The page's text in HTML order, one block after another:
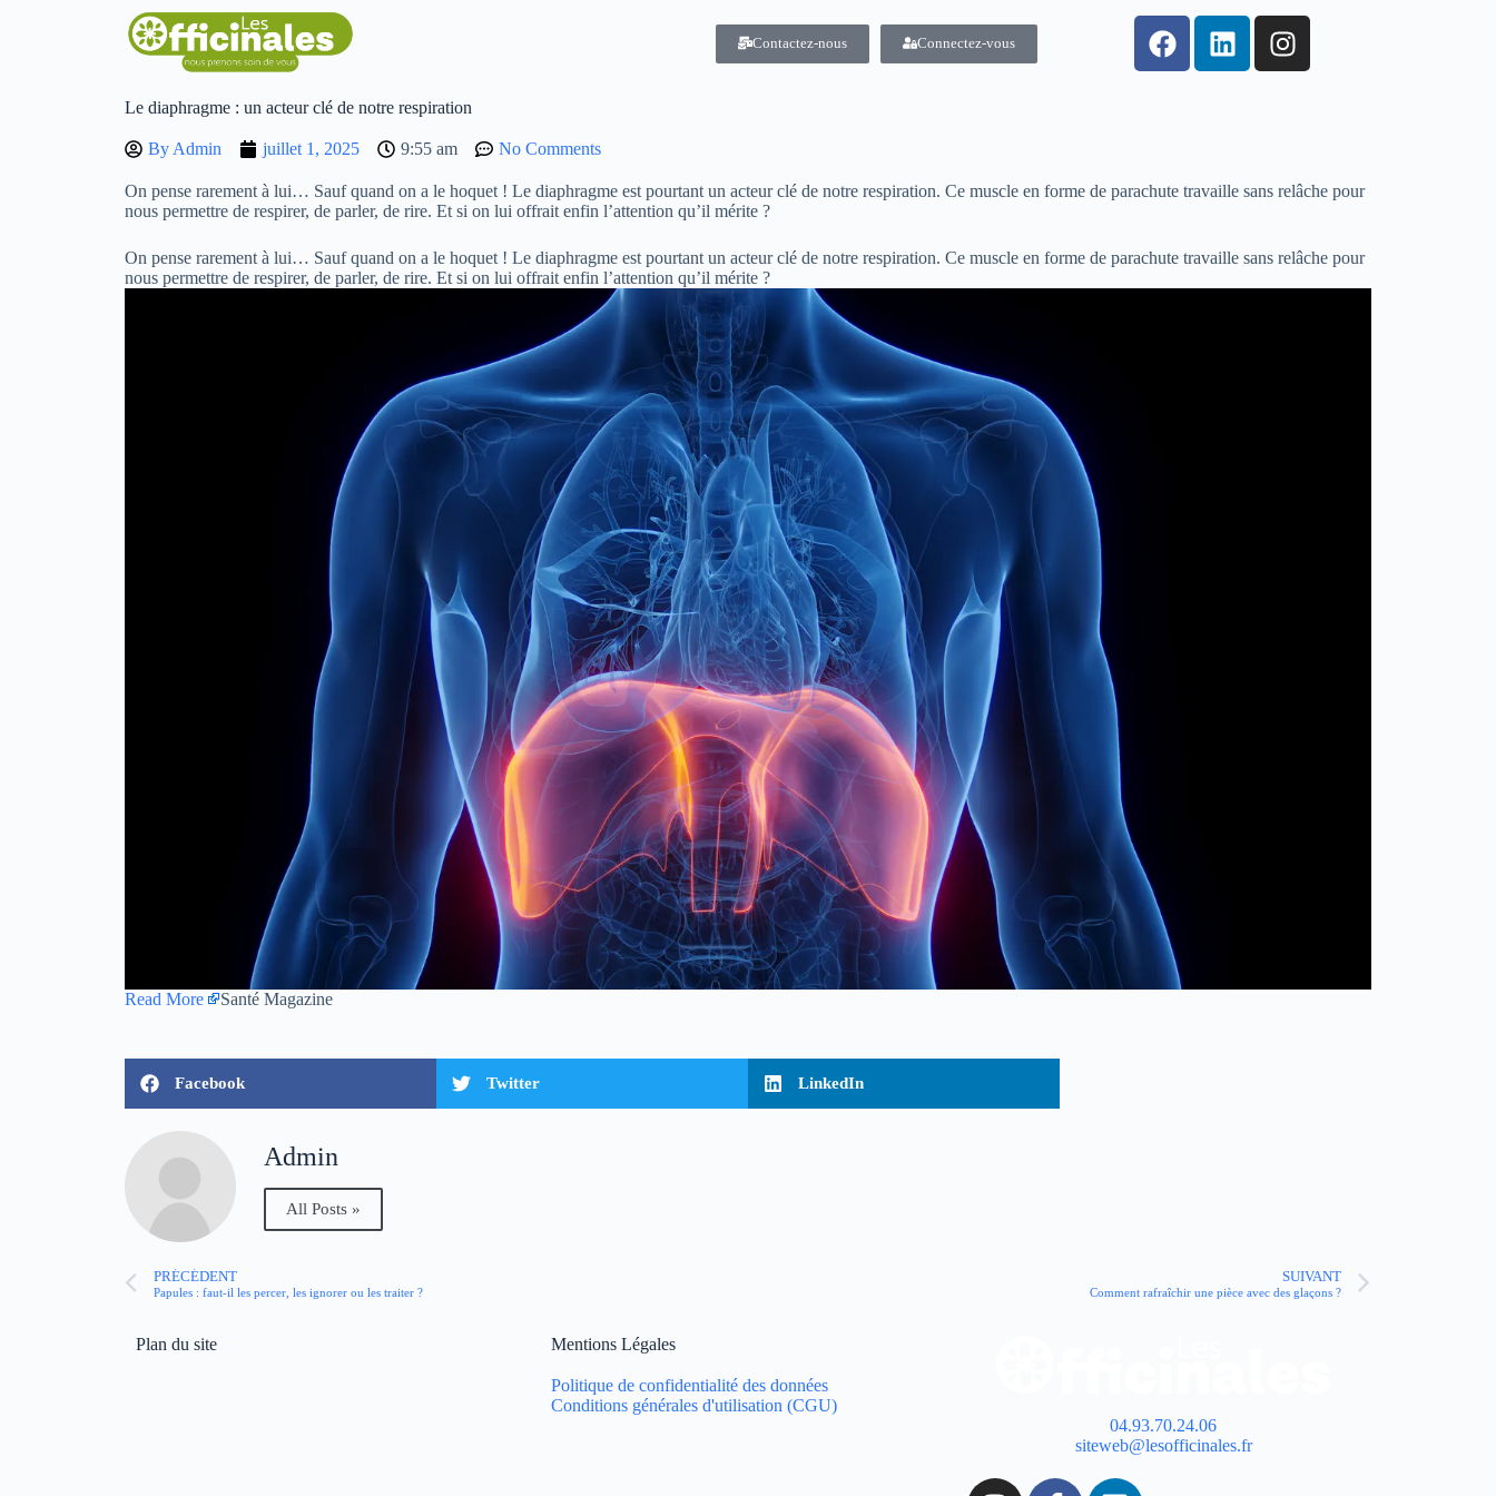
Contactez-nous Connectez-vous
Le diaphragme : un acteur clé de notre respiration
By Admin juillet 1, 2025 9:55 am No Comments
On pense rarement à lui… Sauf quand on a le hoquet ! Le diaphragme est pourtant un acteur clé de notre respiration. Ce muscle en forme de parachute travaille sans relâche pour
nous permettre de respirer, de parler, de rire. Et si on lui offrait enfin l’attention qu’il mérite ?
On pense rarement à lui… Sauf quand on a le hoquet ! Le diaphragme est pourtant un acteur clé de notre respiration. Ce muscle en forme de parachute travaille sans relâche pour
nous permettre de respirer, de parler, de rire. Et si on lui offrait enfin l’attention qu’il mérite ?
Read More Santé Magazine
Facebook Twitter LinkedIn
Admin
All Posts »
PRÉCÉDENT
Papules : faut-il les percer, les ignorer ou les traiter ?
SUIVANT
Comment rafraîchir une pièce avec des glaçons ?
Plan du site Mentions Légales
Politique de confidentialité des données
Conditions générales d'utilisation (CGU)
04.93.70.24.06
siteweb@lesofficinales.fr